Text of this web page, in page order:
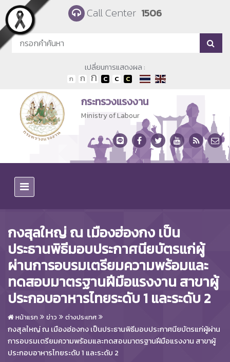
Skip to main content Call Center 1506
เปลี่ยนการแสดงผล :
กระทรวงแรงงาน
Ministry of Labour
กงสุลใหญ่ ณ เมืองฮ่องกง เป็น
ประธานพิธีมอบประกาศนียบัตรแก่ผู้
ผ่านการอบรมเตรียมความพร้อมและ
ทดสอบมาตรฐานฝีมือแรงงาน สาขาผู้
ประกอบอาหารไทยระดับ 1 และระดับ 2
หน้าแรก ข่าว ต่างประเทศ
กงสุลใหญ่ ณ เมืองฮ่องกง เป็นประธานพิธีมอบประกาศนียบัตรแก่ผู้ผ่าน
การอบรมเตรียมความพร้อมและทดสอบมาตรฐานฝีมือแรงงาน สาขาผู้
ประกอบอาหารไทยระดับ 1 และระดับ 2